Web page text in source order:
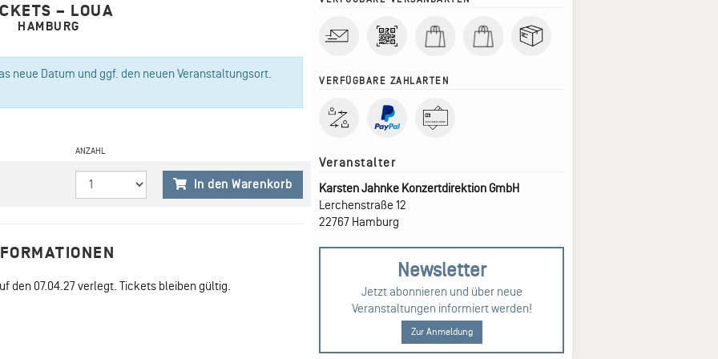
– LOUA
HAMBURG
neue Datum und ggf. den neuen Veranstaltungsort.
ANZAHL
In den Warenkorb
den 07.04.27 verlegt. Tickets bleiben gültig.
VERFÜGBARE ZAHLARTEN
Karsten Jahnke Konzertdirektion GmbH
Lerchenstraße 12
22767 Hamburg
Newsletter
Jetzt abonnieren und über neue
Veranstaltungen informiert werden!
Zur Anmeldung